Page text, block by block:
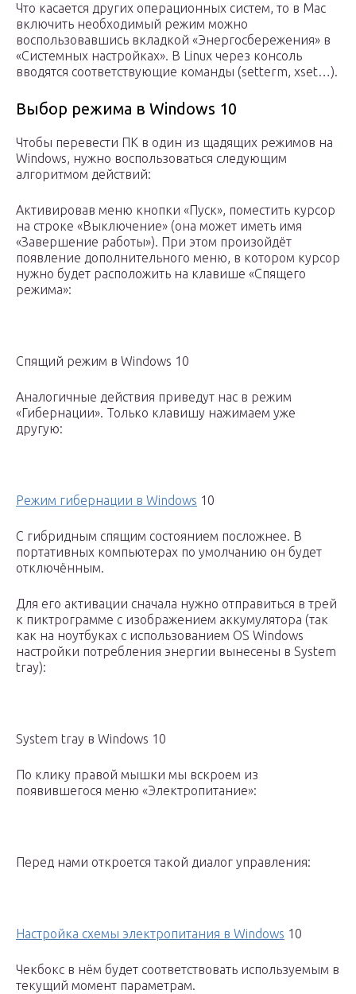
Что касается других операционных систем, то в Mac
включить необходимый режим можно
воспользовавшись вкладкой «Энергосбережения» в
«Системных настройках». В Linux через консоль
вводятся соответствующие команды (setterm, xset…).
Выбор режима в Windows 10
Чтобы перевести ПК в один из щадящих режимов на
Windows, нужно воспользоваться следующим
алгоритмом действий:
Активировав меню кнопки «Пуск», поместить курсор
на строке «Выключение» (она может иметь имя
«Завершение работы»). При этом произойдёт
появление дополнительного меню, в котором курсор
нужно будет расположить на клавише «Спящего
режима»:
Спящий режим в Windows 10
Аналогичные действия приведут нас в режим
«Гибернации». Только клавишу нажимаем уже
другую:
Режим гибернации в Windows 10
С гибридным спящим состоянием посложнее. В
портативных компьютерах по умолчанию он будет
отключённым.
Для его активации сначала нужно отправиться в трей
к пиктрограмме с изображением аккумулятора (так
как на ноутбуках с использованием OS Windows
настройки потребления энергии вынесены в System
tray):
System tray в Windows 10
По клику правой мышки мы вскроем из
появившегося меню «Электропитание»:
Перед нами откроется такой диалог управления:
Настройка схемы электропитания в Windows 10
Чекбокс в нём будет соответствовать используемым в
текущий момент параметрам.